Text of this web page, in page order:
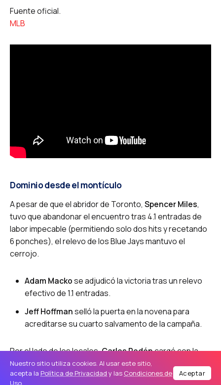
Fuente oficial.
MLB
Dominio desde el montículo
A pesar de que el abridor de Toronto, Spencer Miles,
tuvo que abandonar el encuentro tras 4.1 entradas de
labor impecable (permitiendo solo dos hits y recetando
6 ponches), el relevo de los Blue Jays mantuvo el
cerrojo.
Adam Mackose adjudicó la victoria tras un relevo
efectivo de 1.1 entradas.
Jeff Hoffmanselló la puerta en la novena para
acreditarse su cuarto salvamento de la campaña.
Por el lado de los locales,Carlos Rodóncargó con la
derrota (0-2) pese a una salida de calidad en la que
ponchó a 7 bateadores y permitió apenas una carrera
Nuestro sitio utiliza cookies. Al usar este sitio,
acepta la Política de Privacidad y las Condiciones de
Uso.
Aceptar